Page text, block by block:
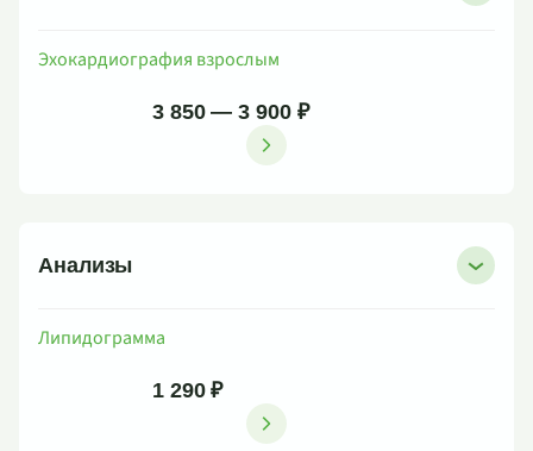
Эхокардиография взрослым
3 850 — 3 900 ₽
Анализы
Липидограмма
1 290 ₽